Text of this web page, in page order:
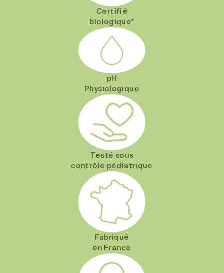
Certifié
biologique*
pH
Physiologique
Testé sous
contrôle pédiatrique
Fabriqué
en France